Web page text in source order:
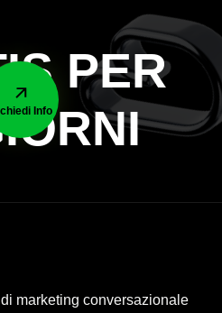
PER
Info
marketing conversazionale